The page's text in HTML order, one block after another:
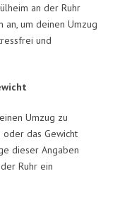
an der Ruhr
um deinen Umzug
und
Umzug zu
oder das Gewicht
dieser Angaben
Ruhr ein